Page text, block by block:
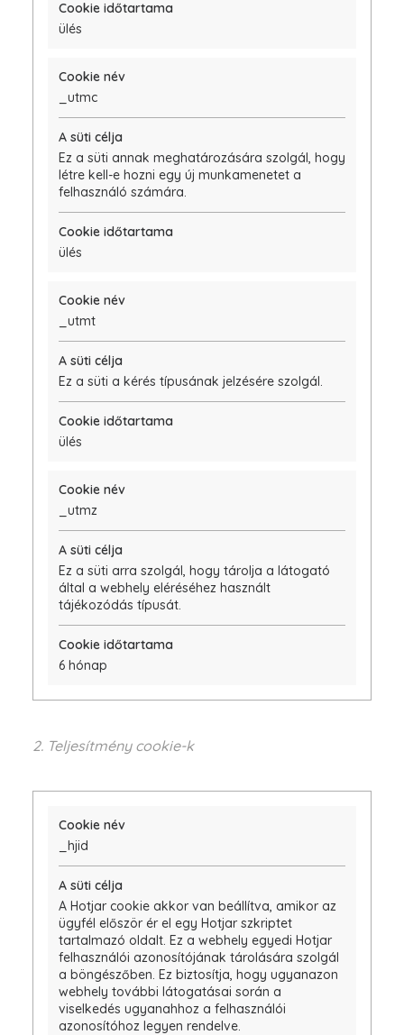
ülés
_utmc
Ez a süti annak meghatározására szolgál, hogy
létre kell-e hozni egy új munkamenetet a
felhasználó számára.
ülés
_utmt
Ez a süti a kérés típusának jelzésére szolgál.
ülés
_utmz
Ez a süti arra szolgál, hogy tárolja a látogató
által a webhely eléréséhez használt
tájékozódás típusát.
6 hónap
2. Teljesítmény cookie-k
_hjid
A Hotjar cookie akkor van beállítva, amikor az
ügyfél először ér el egy Hotjar szkriptet
tartalmazó oldalt. Ez a webhely egyedi Hotjar
felhasználói azonosítójának tárolására szolgál
a böngészőben. Ez biztosítja, hogy ugyanazon
webhely további látogatásai során a
viselkedés ugyanahhoz a felhasználói
azonosítóhoz legyen rendelve.